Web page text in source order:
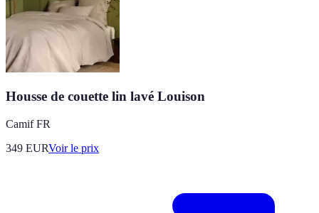
Housse de couette lin lavé Louison
Camif FR
349 EURVoir le prix